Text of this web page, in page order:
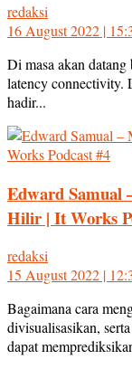
redaksi
16 August 2022 |
Di masa akan
latency connectivity.
hadir...
Edward Samual
Hilir | It Works
redaksi
15 August 2022 |
Bagaimana cara
divisualisasikan,
dapat